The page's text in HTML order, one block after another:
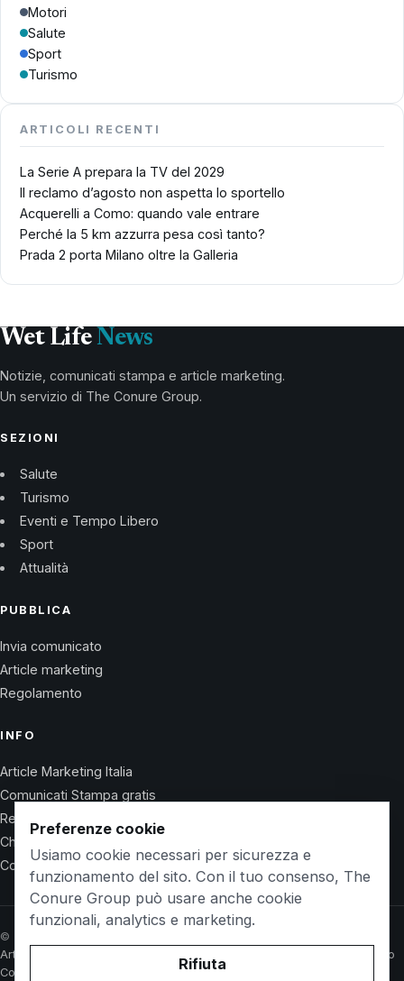
Motori
Salute
Sport
Turismo
ARTICOLI RECENTI
La Serie A prepara la TV del 2029
Il reclamo d’agosto non aspetta lo sportello
Acquerelli a Como: quando vale entrare
Perché la 5 km azzurra pesa così tanto?
Prada 2 porta Milano oltre la Galleria
Wet Life News
Notizie, comunicati stampa e article marketing.
Un servizio di The Conure Group.
SEZIONI
Salute
Turismo
Eventi e Tempo Libero
Sport
Attualità
PUBBLICA
Invia comunicato
Article marketing
Regolamento
INFO
Article Marketing Italia
Comunicati Stampa gratis
Regolamento
Chi Siamo
Contatti
© 2026 Wet Life News · The Conure Group
Article Marketing Italia
Chi Siamo
Contatti
Preferenze cookie
Usiamo cookie necessari per sicurezza e
funzionamento del sito. Con il tuo consenso, The
Conure Group può usare anche cookie
funzionali, analytics e marketing.
Rifiuta